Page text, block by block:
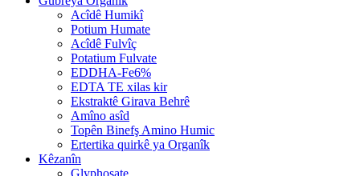
Acîdê Humikî
Potium Humate
Acîdê Fulvîç
Potatium Fulvate
EDDHA-Fe6%
EDTA TE xilas kir
Ekstraktê Girava Behrê
Amîno asîd
Topên Binefş Amino Humic
Ertertika quirkê ya Organîk
Kêzanîn
Glyphosate